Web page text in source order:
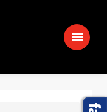
menu